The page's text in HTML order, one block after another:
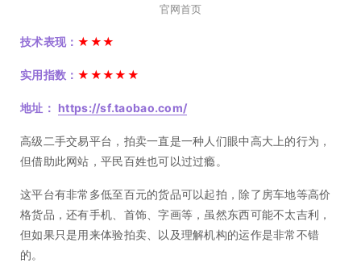
官网首页
技术表现： ★★★
实用指数： ★★★★★
地址： https://sf.taobao.com/
高级二手交易平台，拍卖一直是一种人们眼中高大上的行为，
但借助此网站，平民百姓也可以过过瘾。
这平台有非常多低至百元的货品可以起拍，除了房车地等高价
格货品，还有手机、首饰、字画等，虽然东西可能不太吉利，
但如果只是用来体验拍卖、以及理解机构的运作是非常不错
的。